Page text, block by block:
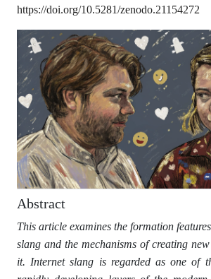
https://doi.org/10.5281/zenodo.21154272
Abstract
This article examines the formation
slang and the mechanisms of creating
it. Internet slang is regarded as one of